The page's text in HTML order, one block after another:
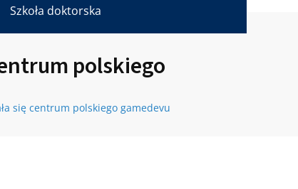
Szkoła doktorska
polskiego
się centrum polskiego gamedevu